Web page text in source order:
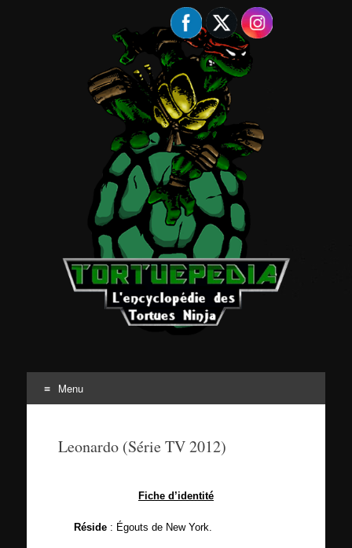
Menu
Leonardo (Série TV 2012)
Fiche d’identité
Réside : Égouts de New York.